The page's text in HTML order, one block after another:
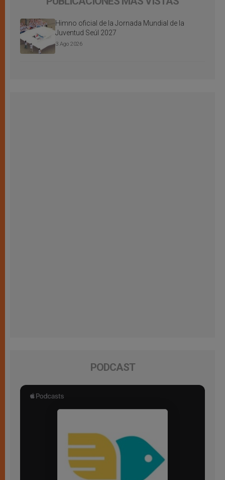
Himno oficial de la Jornada Mundial de la
Juventud Seúl 2027
3 Ago 2026
PODCAST